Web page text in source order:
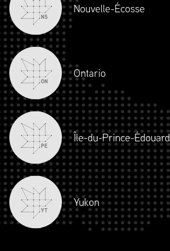
NS
Nouvelle-Écosse
ON
Ontario
PE
Île-du-Prince-Édouard
YT
Yukon